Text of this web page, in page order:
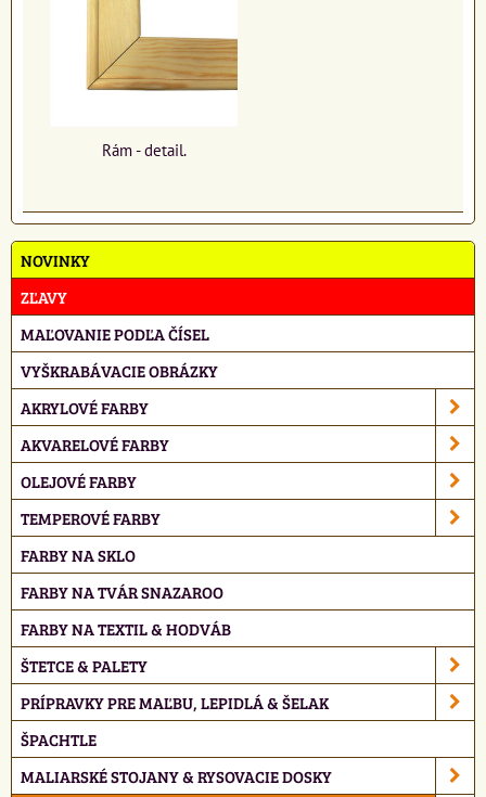
Rám - detail.
NOVINKY
ZĽAVY
MAĽOVANIE PODĽA ČÍSEL
VYŠKRABÁVACIE OBRÁZKY
AKRYLOVÉ FARBY
AKVARELOVÉ FARBY
OLEJOVÉ FARBY
TEMPEROVÉ FARBY
FARBY NA SKLO
FARBY NA TVÁR SNAZAROO
FARBY NA TEXTIL & HODVÁB
ŠTETCE & PALETY
PRÍPRAVKY PRE MAĽBU, LEPIDLÁ & ŠELAK
ŠPACHTLE
MALIARSKÉ STOJANY & RYSOVACIE DOSKY